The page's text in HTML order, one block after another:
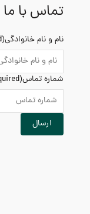
تماس با ما
نام و نام خانوادگی(Required)
شماره تماس(Required)